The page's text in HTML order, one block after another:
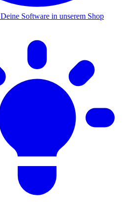
Deine Software in unserem Shop